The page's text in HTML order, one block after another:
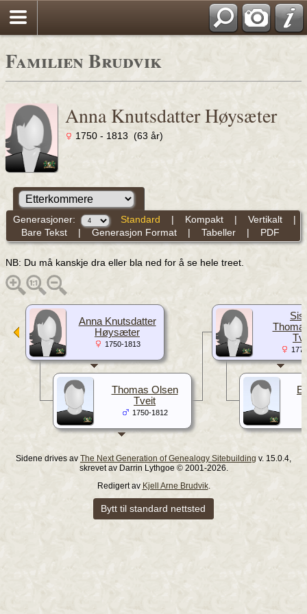
Familien Brudvik
Anna Knutsdatter Høysæter
1750 - 1813 (63 år)
Generasjoner: Standard | Kompakt| Vertikalt|
Bare Tekst| Generasjon Format| Tabeller| PDF
NB: Du må kanskje dra eller bla ned for å se hele treet.
Anna Knutsdatter
Høysæter
1750-1813
Thomas Olsen
Tveit
1750-1812
Sidene drives av The Next Generation of Genealogy Sitebuilding v. 15.0.4,
skrevet av Darrin Lythgoe © 2001-2026.
Redigert av Kjell Arne Brudvik.
Bytt til standard nettsted